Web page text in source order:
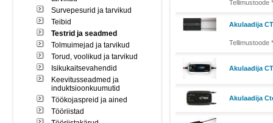
Survepesurid ja tarvikud
Teibid
Testrid ja seadmed
Tolmuimejad ja tarvikud
Torud, voolikud ja tarvikud
Isikukaitsevahendid
Keevitusseadmed ja
induktsioonkuumutid
Töökojaspreid ja ained
Tööriistad
Tellimustoode *
Akulaadija
Tellimustoode *
Akulaadija
Akulaadija